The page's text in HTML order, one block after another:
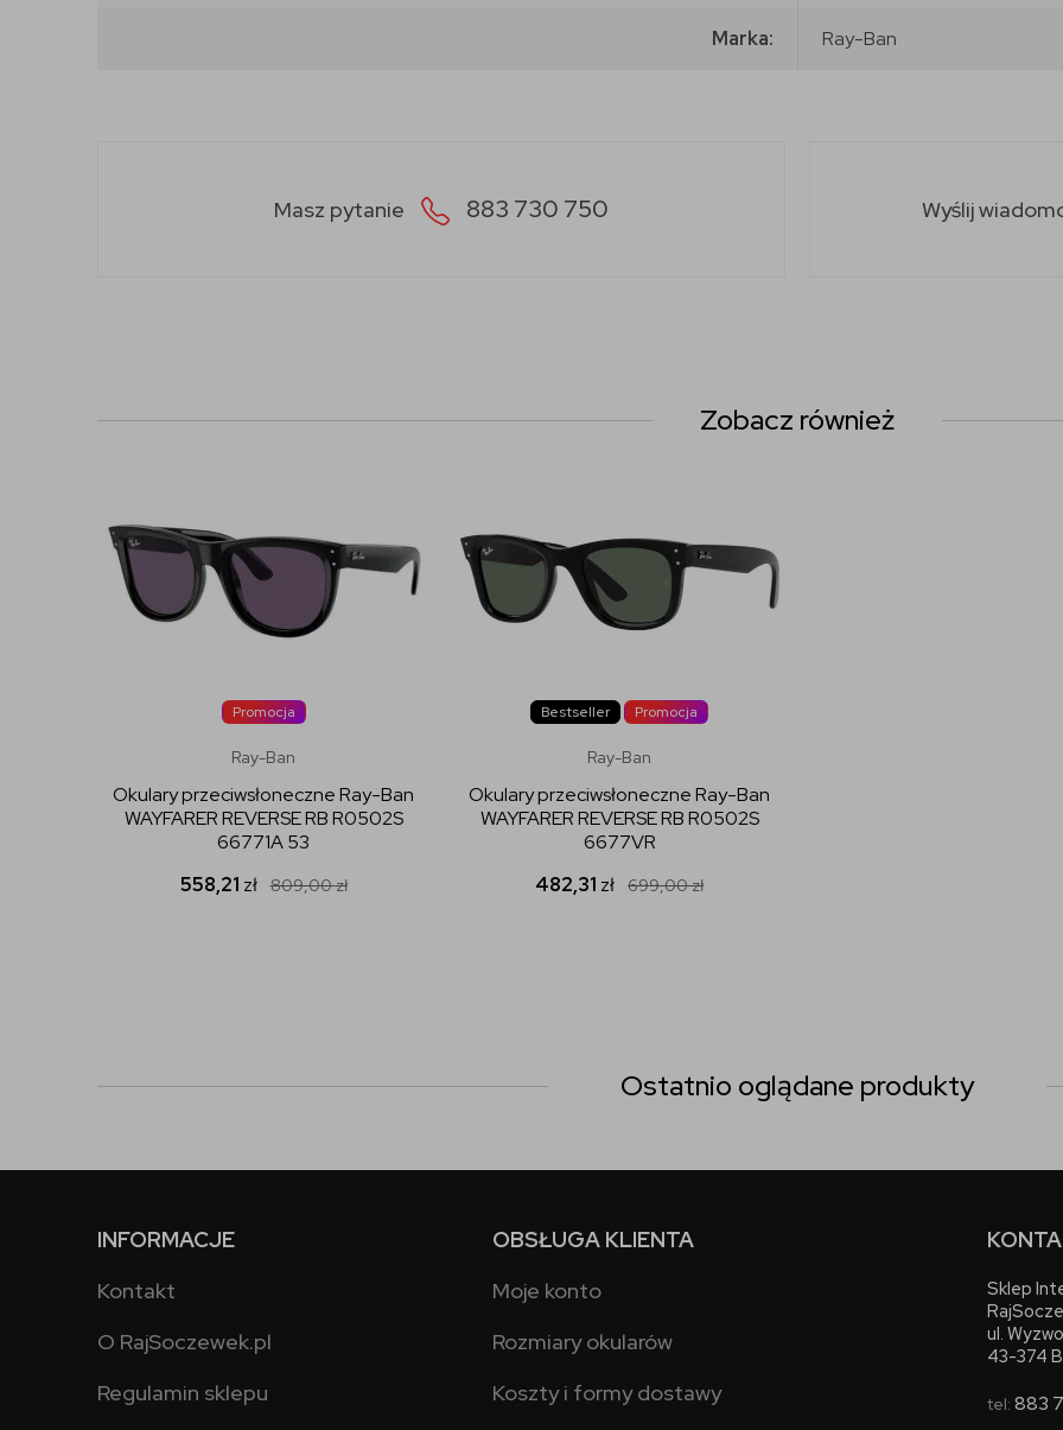
Marka: Ray-Ban
Masz pytanie 883 730 750 Wyślij
Zobacz również
Promocja
Ray-Ban
Okulary przeciwsłoneczne Ray-Ban
WAYFARER REVERSE RB R0502S
66771A 53
558,21 zł 809,00zł
Bestseller Promocja
Ray-Ban
Okulary przeciwsłoneczne Ray-Ban
WAYFARER REVERSE RB R0502S
6677VR
482,31 zł 699,00zł
Ostatnio oglądane produkty
INFORMACJE
Kontakt
O RajSoczewek.pl
Regulamin sklepu
OBSŁUGA KLIENTA
Moje konto
Rozmiary okularów
Koszty i formy dostawy
Sklep
ul.
43-374
tel: 883